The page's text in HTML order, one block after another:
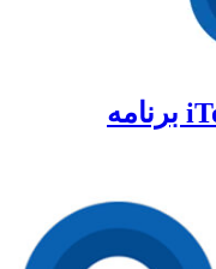
دانلود iToolab UnlockGo 6.0 برنامه